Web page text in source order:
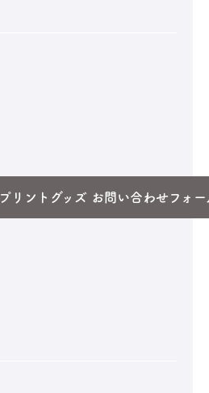
プリントグッズ お問い合わせフォー